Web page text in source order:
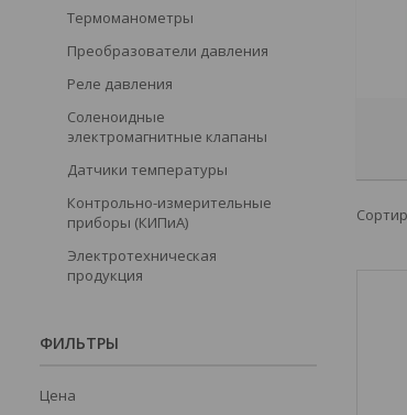
Термоманометры
Преобразователи давления
Реле давления
Соленоидные
электромагнитные клапаны
Датчики температуры
Контрольно-измерительные
приборы (КИПиА)
Электротехническая
продукция
ФИЛЬТРЫ
Цена